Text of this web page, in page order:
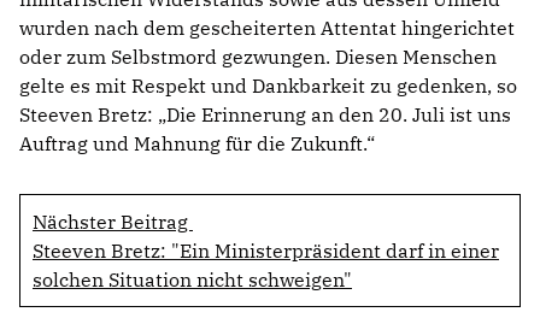
wurden nach dem gescheiterten Attentat hingerichtet
oder zum Selbstmord gezwungen. Diesen Menschen
gelte es mit Respekt und Dankbarkeit zu gedenken, so
Steeven Bretz: „Die Erinnerung an den 20. Juli ist uns
Auftrag und Mahnung für die Zukunft.“
Nächster Beitrag
Steeven Bretz: "Ein Ministerpräsident darf in einer
solchen Situation nicht schweigen"